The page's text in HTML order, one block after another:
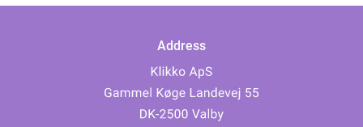
Address